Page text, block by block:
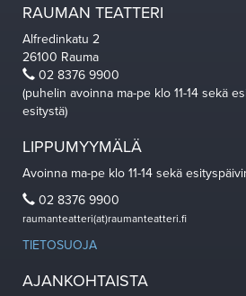
RAUMAN TEATTERI
Alfredinkatu 2
26100 Rauma
02 8376 9900
(puhelin avoinna ma-pe klo 11-14 sekä
esitystä)
LIPPUMYYMÄLÄ
Avoinna ma-pe klo 11-14 sekä
02 8376 9900
raumanteatteri(at)raumanteatteri.fi
TIETOSUOJA
AJANKOHTAISTA